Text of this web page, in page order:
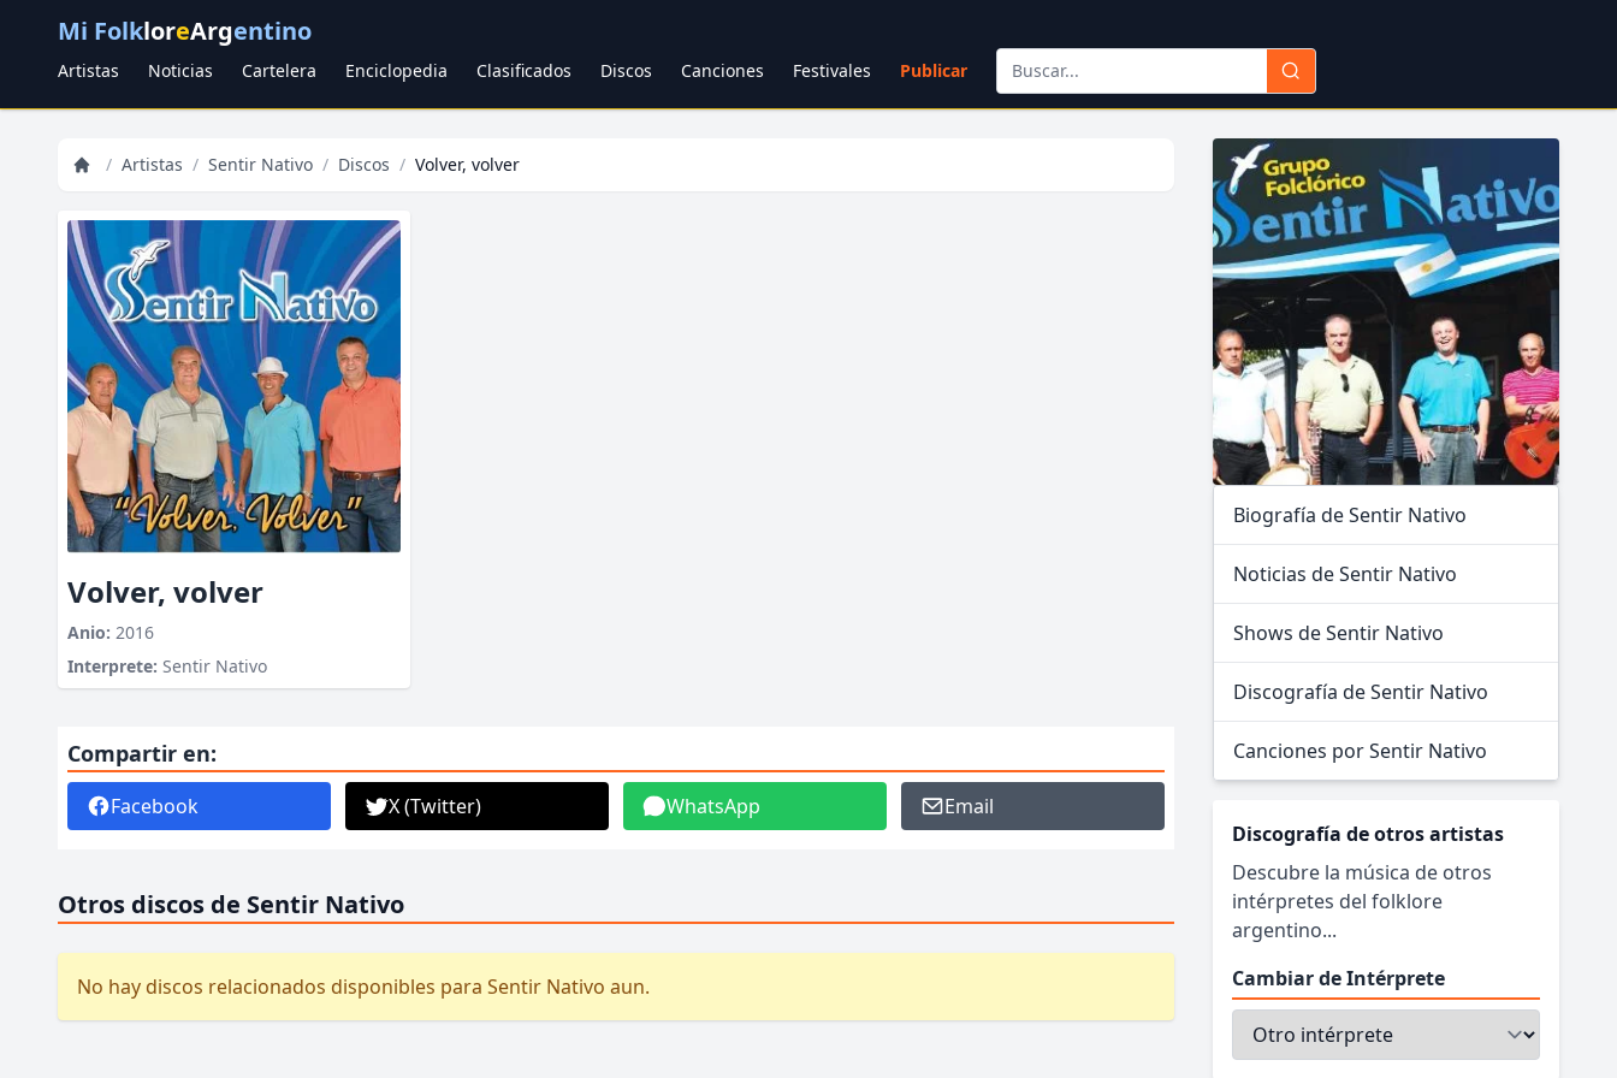
Mi FolkloreArgentino
Artistas Noticias Cartelera Enciclopedia Clasificados Discos Canciones Festivales Publicar
/ Artistas / Sentir Nativo / Discos / Volver, volver
Volver, volver
Anio: 2016
Interprete: Sentir Nativo
Compartir en:
Facebook X (Twitter) WhatsApp Email
Otros discos de Sentir Nativo
No hay discos relacionados disponibles para Sentir Nativo aun.
Biografía de Sentir Nativo
Noticias de Sentir Nativo
Shows de Sentir Nativo
Discografía de Sentir Nativo
Canciones por Sentir Nativo
Discografía de otros artistas
Descubre la música de otros
intérpretes del folklore
argentino...
Cambiar de Intérprete